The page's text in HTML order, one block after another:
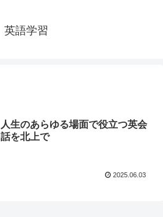
英語学習
人生のあらゆる場面で役立つ英会
話を北上で
2025.06.03